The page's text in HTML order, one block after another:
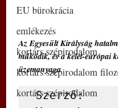
EU bürokrácia
emlékezés
kortárs szépirodalom
kortárs szépirodalom
kortárs szépirodalom
Az Egyesült Királyság
működik, és a kelet-európai
üzemanyaga